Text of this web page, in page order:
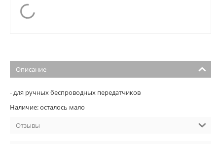
Описание
- для ручных беспроводных передатчиков
Наличие: осталось мало
Отзывы